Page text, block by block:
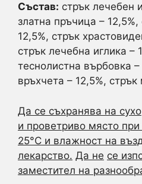
Състав: стрък лечебен
златна пръчица –
12,5%, стрък
стрък лечебна иглика –
теснолистна върбовка
връхчета – 12,5%,
Да се съхранява на сухо
и проветриво място при
25°C и влажност на
лекарство. Да не се
заместител на